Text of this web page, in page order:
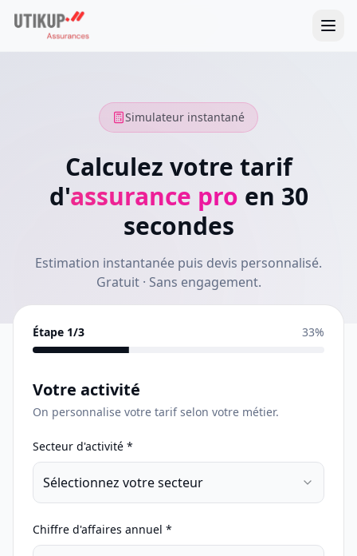
Simulateur instantané
Calculez votre tarif
d'assurance pro en 30
secondes
Estimation instantanée puis devis personnalisé.
Gratuit · Sans engagement.
Étape 1/3 33%
Votre activité
On personnalise votre tarif selon votre métier.
Secteur d'activité *
Sélectionnez votre secteur
Chiffre d'affaires annuel *